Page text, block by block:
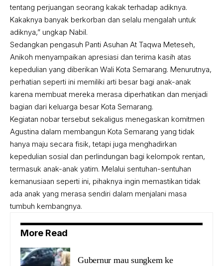
tentang perjuangan seorang kakak terhadap adiknya.
Kakaknya banyak berkorban dan selalu mengalah untuk
adiknya,” ungkap Nabil.
Sedangkan pengasuh Panti Asuhan At Taqwa Meteseh,
Anikoh menyampaikan apresiasi dan terima kasih atas
kepedulian yang diberikan Wali Kota Semarang. Menurutnya,
perhatian seperti ini memiliki arti besar bagi anak-anak
karena membuat mereka merasa diperhatikan dan menjadi
bagian dari keluarga besar Kota Semarang.
Kegiatan nobar tersebut sekaligus menegaskan komitmen
Agustina dalam membangun Kota Semarang yang tidak
hanya maju secara fisik, tetapi juga menghadirkan
kepedulian sosial dan perlindungan bagi kelompok rentan,
termasuk anak-anak yatim. Melalui sentuhan-sentuhan
kemanusiaan seperti ini, pihaknya ingin memastikan tidak
ada anak yang merasa sendiri dalam menjalani masa
tumbuh kembangnya.
More Read
Gubernur mau sungkem ke